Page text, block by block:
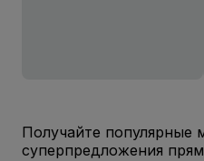
Получайте популярные
суперпредложения